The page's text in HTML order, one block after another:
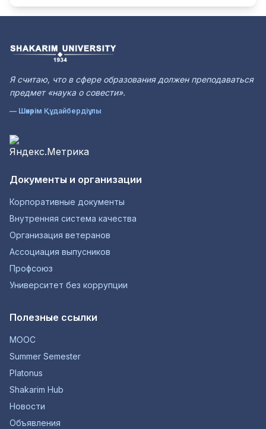
Я считаю, что в сфере образования должен преподаваться
предмет «наука о совести».
— Шәкәрім Құдайбердіұлы
Документы и организации
Корпоративные документы
Внутренняя система качества
Организация ветеранов
Ассоциация выпусников
Профсоюз
Университет без коррупции
Полезные ссылки
MOOC
Summer Semester
Platonus
Shakarim Hub
Новости
Объявления